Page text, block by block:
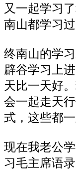
又一起学习
南山都学习过
终南山的学
辟谷学习上
天比一天好
会一起走天
式，这些都一
现在我老公
习毛主席语